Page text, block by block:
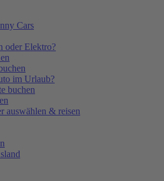
Cars
oder Elektro?
im Urlaub?
buchen
auswählen & reisen